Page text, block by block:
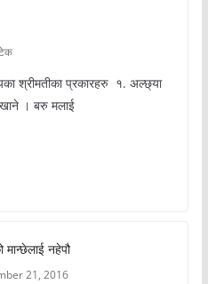
श्रीमतीका प्रकारहरु १. अल्छ्या
। बरु मलाई
नहेपौ
21, 2016